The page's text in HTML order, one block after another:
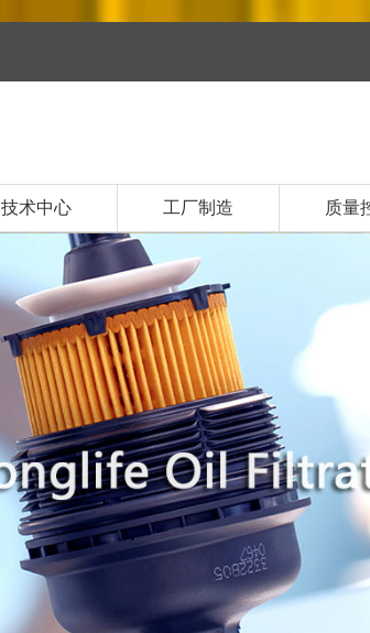
技术中心 工厂制造 质量